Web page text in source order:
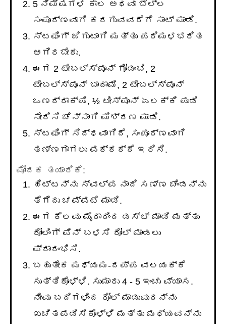
5 ನಿಮಿಷಗಳ ಕಾಲ ಅಥವಾ ಬೆಲ್ಲ
ಸಂಪೂರ್ಣವಾಗಿ ಕರಗುವವರೆಗೆ ಸಾಟ್ ಮಾಡಿ.
ಸ್ಟಫಿಂಗ್ ಜಿಗುಟಾಗಿ ಮತ್ತು ಪರಿಮಳಭರಿತ
ಆಗಿರಬೇಕು.
ಈಗ 2 ಟೇಬಲ್ಸ್ಪೂನ್ ಗೋಡಂಬಿ, 2
ಟೇಬಲ್ಸ್ಪೂನ್ ಬಾದಾಮಿ, 2 ಟೇಬಲ್ಸ್ಪೂನ್
ಒಣದ್ರಾಕ್ಷಿ, ½ ಟೀಸ್ಪೂನ್ ಏಲಕ್ಕಿ ಪುಡಿ
ಸೇರಿಸಿ ಚೆನ್ನಾಗಿ ಮಿಶ್ರಣ ಮಾಡಿ.
ಸ್ಟಫಿಂಗ್ ಸಿದ್ಧವಾಗಿದೆ, ಸಂಪೂರ್ಣವಾಗಿ
ತಣ್ಣಗಾಗಲು ಪಕ್ಕಕ್ಕೆ ಇರಿಸಿ.
ಮೋದಕ ತಯಾರಿಕೆ:
ಹಿಟ್ಟನ್ನು ಸ್ವಲ್ಪ ನಾದಿ ಸಣ್ಣ ಚೆಂಡನ್ನು
ತೆಗೆದು ಚಪ್ಪಟೆ ಮಾಡಿ.
ಈಗ ಕೆಲವು ಮೈದಾದಿಂದ ಡಸ್ಟ್ ಮಾಡಿ ಮತ್ತು
ರೋಲಿಂಗ್ ಪಿನ್ ಬಳಸಿ ರೋಲ್ ಮಾಡಲು
ಪ್ರಾರಂಭಿಸಿ.
ಬಹುತೇಕ ಮಧ್ಯಮ-ದಪ್ಪ ವಲಯಕ್ಕೆ
ಸುತ್ತಿಕೊಳ್ಳಿ. ಸುಮಾರು 4 - 5 ಇಂಚು ವ್ಯಾಸ.
ನೀವು ಬದಿಗಳಿಂದ ರೋಲ್ ಮಾಡುವುದನ್ನು
ಖಚಿತಪಡಿಸಿಕೊಳ್ಳಿ ಮತ್ತು ಮಧ್ಯವನ್ನು